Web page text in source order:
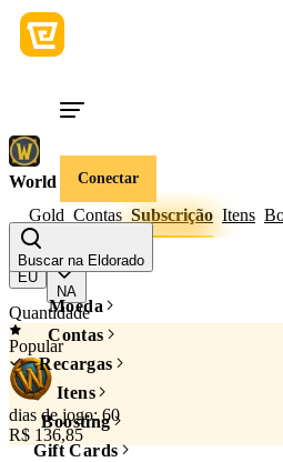
Conectar
Buscar na Eldorado
Moeda
Contas
Recargas
Itens
Boosting
Gift Cards
World of Warcraft
Gold Contas Subscrição Itens
Região do jogo
EU
NA
Quantidade
Popular
dias de jogo: 60
R$ 136,85